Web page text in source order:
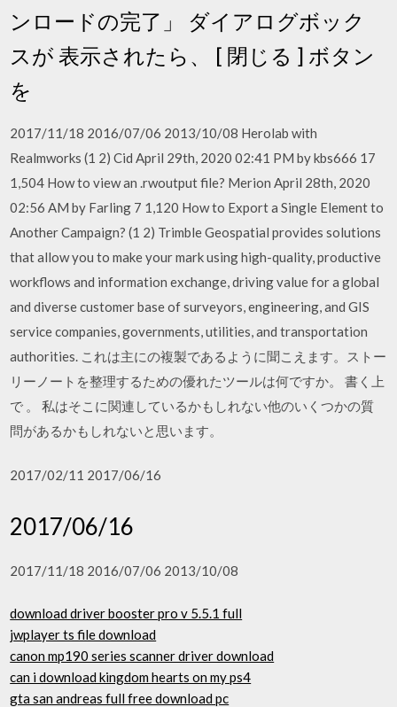
ンロードの完了」 ダイアログボック
スが 表示されたら、 [ 閉じる ] ボタン
を
2017/11/18 2016/07/06 2013/10/08 Herolab with
Realmworks (1 2) Cid April 29th, 2020 02:41 PM by kbs666 17
1,504 How to view an .rwoutput file? Merion April 28th, 2020
02:56 AM by Farling 7 1,120 How to Export a Single Element to
Another Campaign? (1 2) Trimble Geospatial provides solutions
that allow you to make your mark using high-quality, productive
workflows and information exchange, driving value for a global
and diverse customer base of surveyors, engineering, and GIS
service companies, governments, utilities, and transportation
authorities. これは主にの複製であるように聞こえます。ストー
リーノートを整理するための優れたツールは何ですか。 書く上
で 。 私はそこに関連しているかもしれない他のいくつかの質
問があるかもしれないと思います。
2017/02/11 2017/06/16
2017/06/16
2017/11/18 2016/07/06 2013/10/08
download driver booster pro v 5.5.1 full
jwplayer ts file download
canon mp190 series scanner driver download
can i download kingdom hearts on my ps4
gta san andreas full free download pc